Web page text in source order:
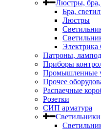
Люстры, бра,
Бра,
Люстры
Электрика
Патроны,
Приборы
Промышленные
Прочее
Распаечные
Розетки
СИП арматура